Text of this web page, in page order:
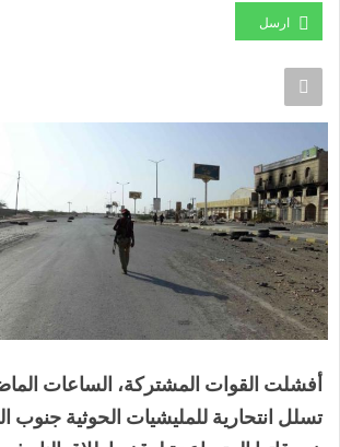
ارسل
أفشلت القوات المشتركة، الساعات
تسلل انتحارية للمليشيات الحوثية جنوب